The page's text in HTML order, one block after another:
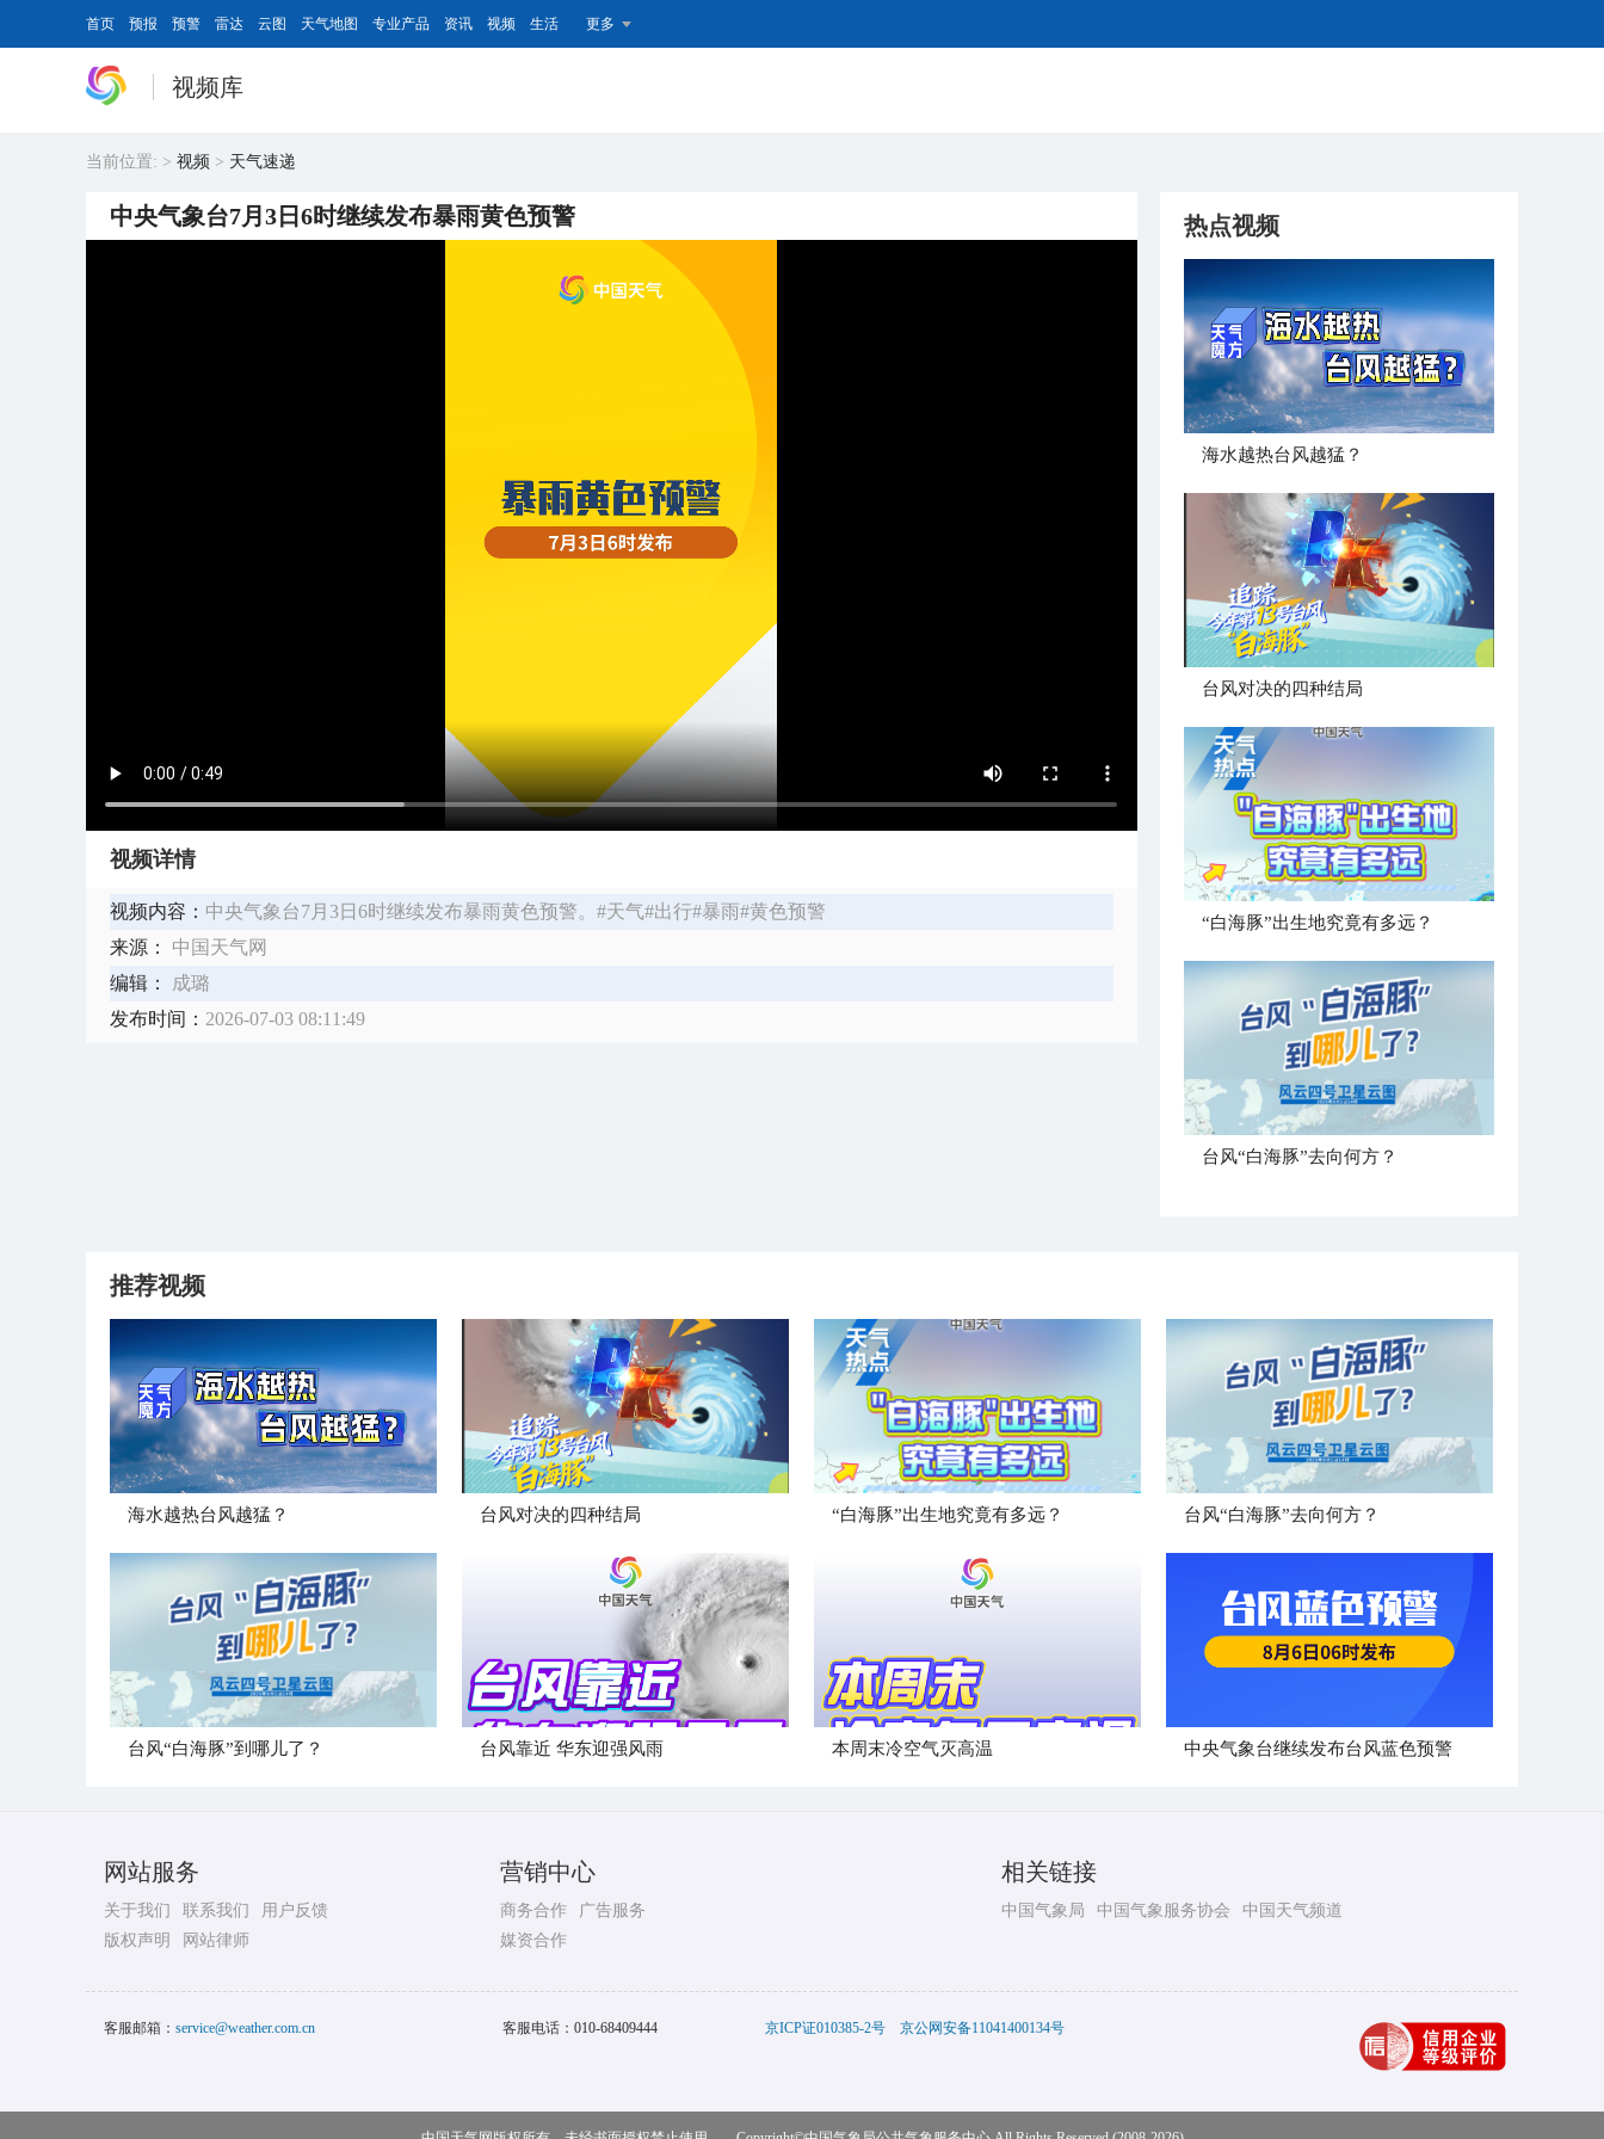
首页 预报 预警 雷达 云图 天气地图 专业产品 资讯 视频 生活 更多
视频库
当前位置: > 视频 > 天气速递
中央气象台7月3日6时继续发布暴雨黄色预警
视频详情
视频内容： 中央气象台7月3日6时继续发布暴雨黄色预警。#天气#出行#暴雨#黄色预警
来源：
中国天气网
编辑：
成璐
发布时间： 2026-07-03 08:11:49
热点视频
海水越热台风越猛？
台风对决的四种结局
“白海豚”出生地究竟有多远？
台风“白海豚”去向何方？
推荐视频
海水越热台风越猛？ 台风对决的四种结局 “白海豚”出生地究竟有多远？ 台风“白海豚”去向何方？
台风“白海豚”到哪儿了？ 台风靠近 华东迎强风雨 本周末冷空气灭高温 中央气象台继续发布台风蓝色预警
网站服务
关于我们 联系我们
用户反馈
版权声明
网站律师
营销中心
商务合作
广告服务
媒资合作
相关链接
中国气象局 中国气象服务协会 中国天气频道
客服邮箱： service@weather.com.cn 客服电话： 010-68409444 京ICP证010385-2号 京公网安备11041400134号